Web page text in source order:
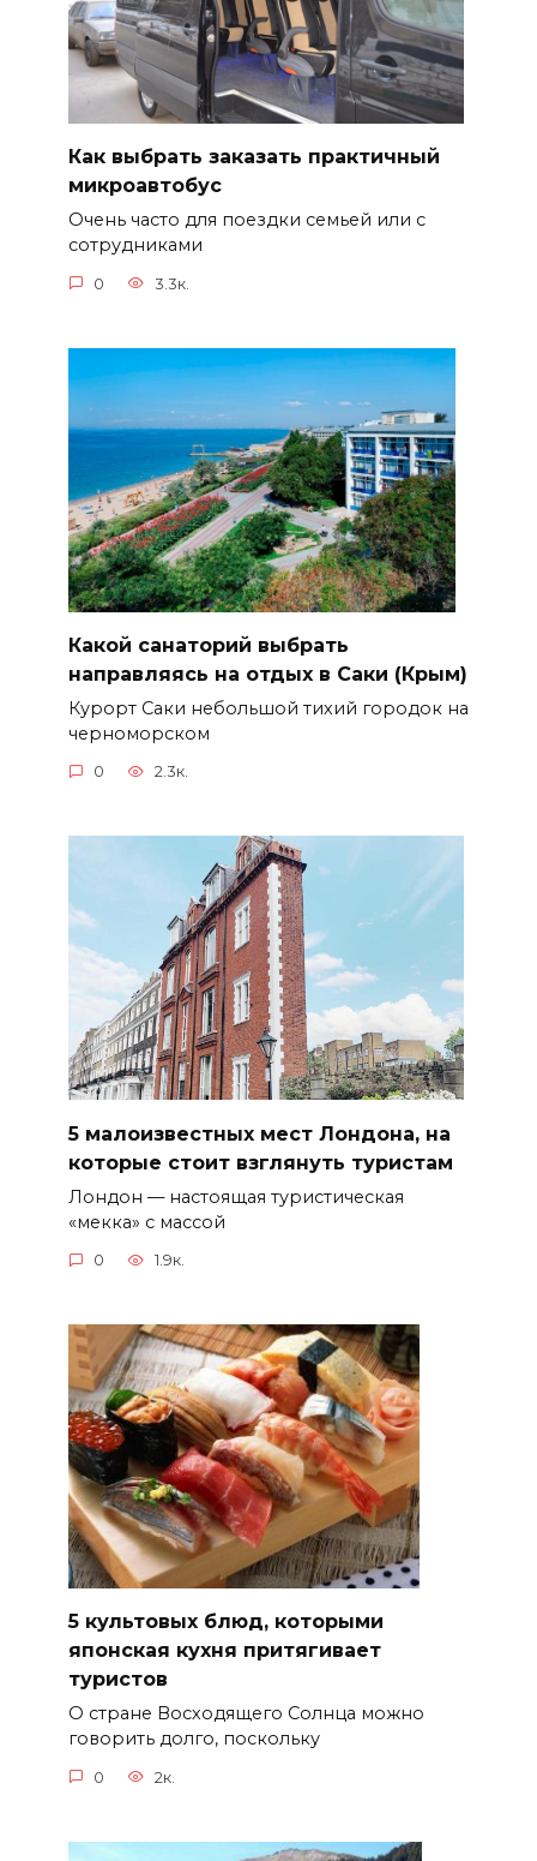
Как выбрать заказать практичный
микроавтобус
Очень часто для поездки семьей или с
сотрудниками
0 3.3к.
Какой санаторий выбрать
направляясь на отдых в Саки (Крым)
Курорт Саки небольшой тихий городок на
черноморском
0 2.3к.
5 малоизвестных мест Лондона, на
которые стоит взглянуть туристам
Лондон — настоящая туристическая
«мекка» с массой
0 1.9к.
5 культовых блюд, которыми
японская кухня притягивает
туристов
О стране Восходящего Солнца можно
говорить долго, поскольку
0 2к.